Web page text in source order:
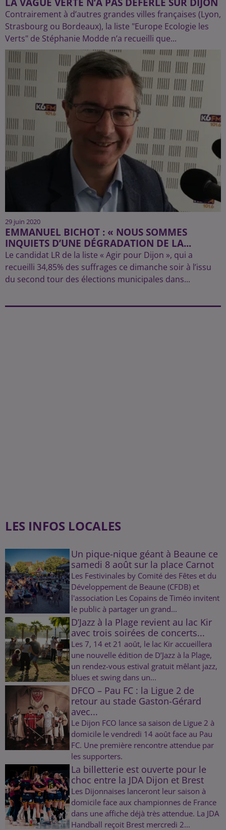
Contrairement à d’autres grandes villes françaises (Lyon,
Strasbourg ou Bordeaux), la liste "Europe Ecologie les
Verts" de Stéphanie Modde n’a recueilli que...
29 juin 2020
EMMANUEL BICHOT : « NOUS SOMMES
INQUIETS D’UNE DÉGRADATION DE LA...
Le candidat LR de la liste « Agir pour Dijon », qui a
recueilli 34,85% des suffrages ce dimanche soir à l’issu
du second tour des élections municipales dans...
LES INFOS LOCALES
Un pique-nique géant à Beaune ce
samedi 8 août sur la place Carnot
Les Festivinales by Comité des Fêtes et du
Développement de Beaune (CFDB) et
l'association Les Copains de Timéo invitent
le public à partager un grand...
D’Jazz à la Plage revient au lac Kir
avec trois soirées de concerts...
Les 7, 14 et 21 août, le lac Kir accueillera
une nouvelle édition de D’Jazz à la Plage,
un rendez-vous estival gratuit mêlant jazz,
blues et swing dans un...
DFCO – Pau FC : la Ligue 2 de
retour au stade Gaston-Gérard
avec...
Le Dijon FCO lance sa saison de Ligue 2 à
domicile le vendredi 14 août face au Pau
FC. Une première rencontre attendue par
les supporters.
La billetterie est ouverte pour le
choc entre la JDA Dijon et Brest
Les Dijonnaises lanceront leur saison à
domicile face aux championnes de France
dans une affiche déjà très attendue. La JDA
Handball reçoit Brest mercredi 2...